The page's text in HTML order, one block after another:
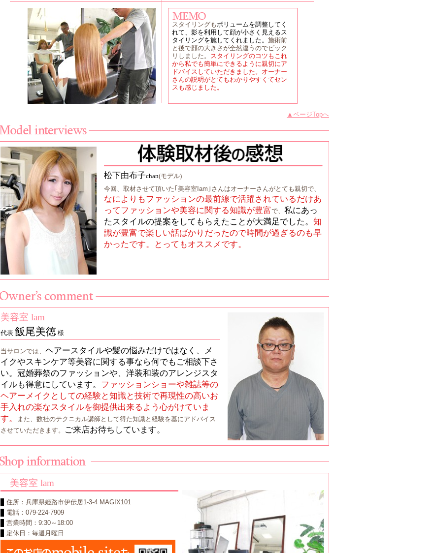
スタイリングもボリュームを調整してく
れて、影を利用して顔が小さく見えるス
タイリングを施してくれました。 施術前
と後で顔の大きさが全然違うのでビック
リしました。 スタイリングのコツもこれ
から私でも簡単にできるように親切にア
ドバイスしていただきました。オーナー
さんの説明がとてもわかりやすくてセン
スも感じました。
▲ページTopへ
松下由布子chan(モデル)
今回、取材させて頂いた｢美容室Iam｣さんはオーナーさんがとても親切で、
なによりもファッションの最前線で活躍されているだけあ
ってファッションや美容に関する知識が豊富で、 私にあっ
たスタイルの提案をしてもらえたことが大満足でした。 知
識が豊富で楽しい話ばかりだったので時間が過ぎるのも早
かったです。とってもオススメです。
美容室 lam
代表 飯尾美徳 様
当サロンでは、 ヘアースタイルや髪の悩みだけではなく、メ
イクやスキンケア等美容に関する事なら何でもご相談下さ
い。冠婚葬祭のファッションや、洋装和装のアレンジスタ
イルも得意にしています。 ファッションショーや雑誌等の
ヘアーメイクとしての経験と知識と技術で再現性の高いお
手入れの楽なスタイルを御提供出来るよう心がけていま
す。
また、数社のテクニカル講師として得た知識と経験を基にアドバイス
させていただきます。
ご来店お待ちしています。
美容室 lam
住所：兵庫県姫路市伊伝居1-3-4 MAGIX101
電話：079-224-7909
営業時間：9:30～18:00
定休日：毎週月曜日